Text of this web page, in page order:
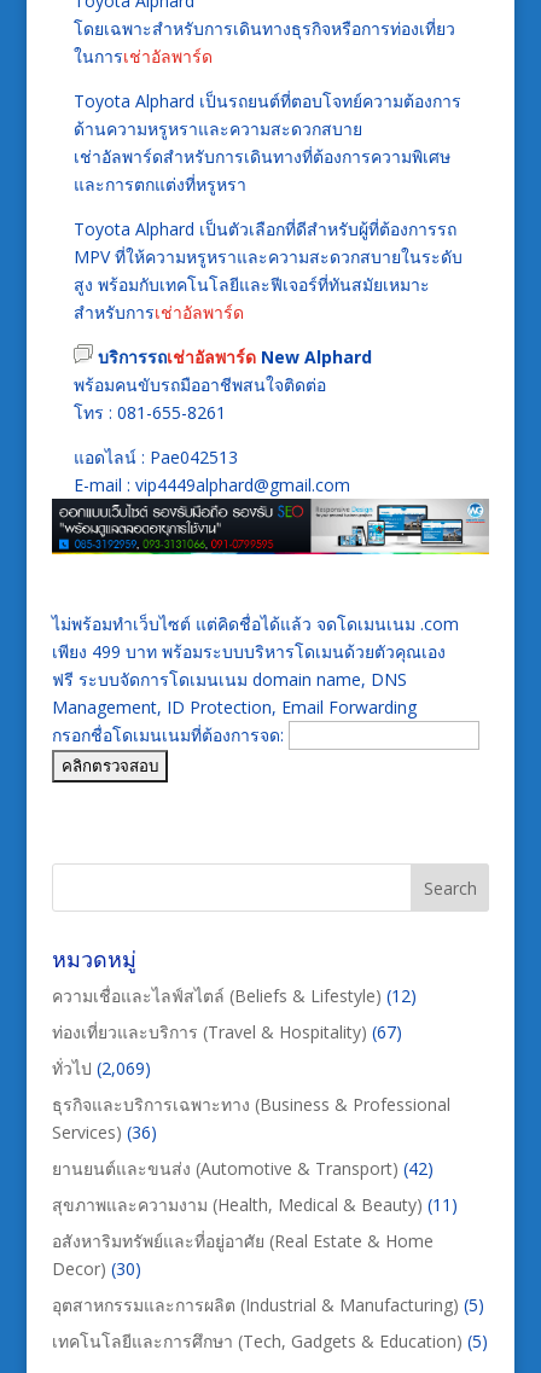
โดยเฉพาะสำหรับการเดินทางธุรกิจหรือการท่องเที่ยว
ในการเช่าอัลพาร์ด
Toyota Alphard เป็นรถยนต์ที่ตอบโจทย์ความต้องการ
ด้านความหรูหราและความสะดวกสบาย
เช่าอัลพาร์ดสำหรับการเดินทางที่ต้องการความพิเศษ
และการตกแต่งที่หรูหรา
Toyota Alphard เป็นตัวเลือกที่ดีสำหรับผู้ที่ต้องการรถ
MPV ที่ให้ความหรูหราและความสะดวกสบายในระดับ
สูง พร้อมกับเทคโนโลยีและฟีเจอร์ที่ทันสมัยเหมาะ
สำหรับการเช่าอัลพาร์ด
บริการรถเช่าอัลพาร์ดNew Alphard
พร้อมคนขับรถมืออาชีพสนใจติดต่อ
โทร : 081-655-8261
แอดไลน์ : Pae042513
E-mail : vip4449alphard@gmail.com
ไม่พร้อมทำเว็บไซต์ แต่คิดชื่อได้แล้ว จดโดเมนเนม .com
เพียง 499 บาท พร้อมระบบบริหารโดเมนด้วยตัวคุณเอง
ฟรี ระบบจัดการโดเมนเนม domain name, DNS
Management, ID Protection, Email Forwarding
กรอกชื่อโดเมนเนมที่ต้องการจด:
หมวดหมู่
ความเชื่อและไลฟ์สไตล์ (Beliefs & Lifestyle) (12)
ท่องเที่ยวและบริการ (Travel & Hospitality) (67)
ทั่วไป (2,069)
ธุรกิจและบริการเฉพาะทาง (Business & Professional
Services) (36)
ยานยนต์และขนส่ง (Automotive & Transport) (42)
สุขภาพและความงาม (Health, Medical & Beauty) (11)
อสังหาริมทรัพย์และที่อยู่อาศัย (Real Estate & Home
Decor) (30)
อุตสาหกรรมและการผลิต (Industrial & Manufacturing) (5)
เทคโนโลยีและการศึกษา (Tech, Gadgets & Education) (5)